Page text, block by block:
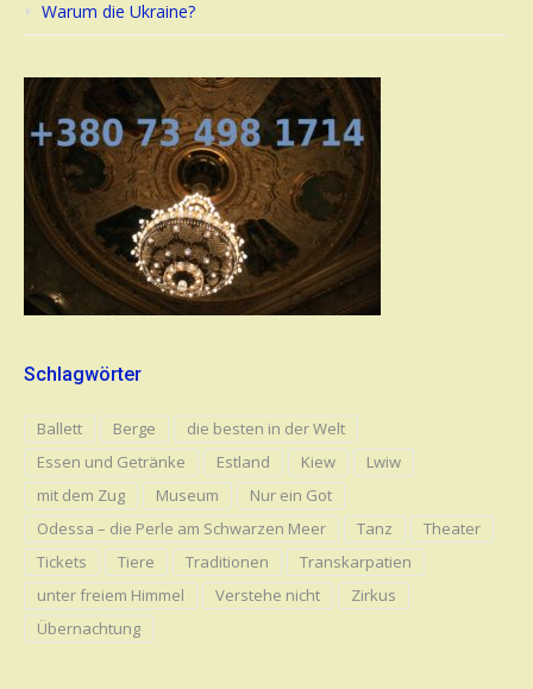
Warum die Ukraine?
Schlagwörter
Ballett Berge
die besten in der Welt
Essen und Getränke
Estland Kiew
Lwiw
mit dem Zug
Museum
Nur ein Got
Odessa – die Perle am Schwarzen Meer
Tanz
Theater
Tickets
Tiere Traditionen
Transkarpatien
unter freiem Himmel
Verstehe nicht
Zirkus
Übernachtung